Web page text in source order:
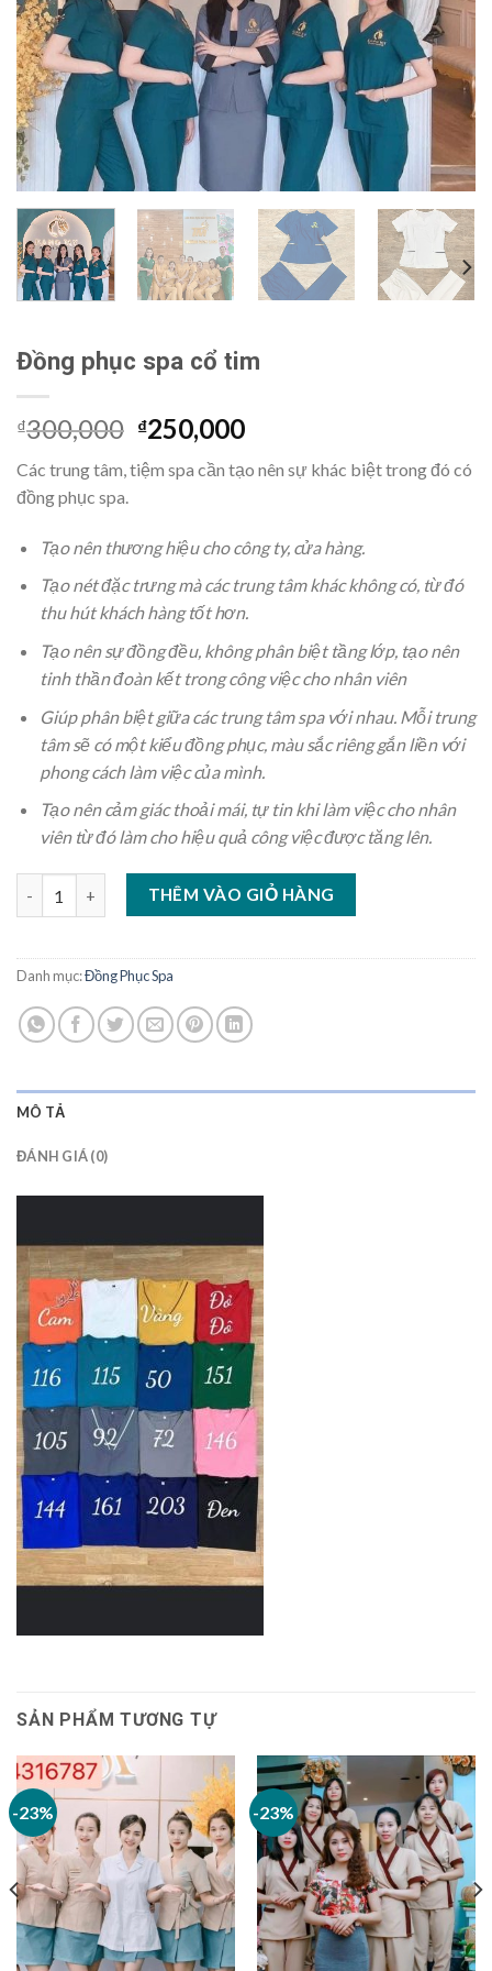
Đồng phục spa cổ tim
₫300,000 ₫250,000
Các trung tâm, tiệm spa cần tạo nên sự khác biệt trong đó có
đồng phục spa.
Tạo nên thương hiệu cho công ty, cửa hàng.
Tạo nét đặc trưng mà các trung tâm khác không có, từ đó
thu hút khách hàng tốt hơn.
Tạo nên sự đồng đều, không phân biệt tầng lớp, tạo nên
tinh thần đoàn kết trong công việc cho nhân viên
Giúp phân biệt giữa các trung tâm spa với nhau. Mỗi trung
tâm sẽ có một kiểu đồng phục, màu sắc riêng gắn liền với
phong cách làm việc của mình.
Tạo nên cảm giác thoải mái, tự tin khi làm việc cho nhân
viên từ đó làm cho hiệu quả công việc được tăng lên.
Đồng phục spa cổ tim số lượngTHÊM VÀO GIỎ HÀNG
Danh mục:Đồng Phục Spa
MÔ TẢ
ĐÁNH GIÁ (0)
SẢN PHẨM TƯƠNG TỰ
-23% -23%